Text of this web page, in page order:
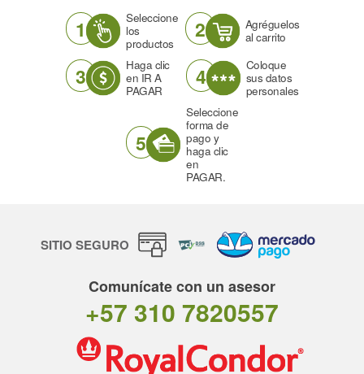
1
Seleccione
los
productos
2
Agréguelos
al carrito
3
Haga clic
en IR A
PAGAR
4
Coloque
sus datos
personales
5
Seleccione
forma de
pago y
haga clic
en
PAGAR.
SITIO SEGURO
Comunícate con un asesor
+57 310 7820557